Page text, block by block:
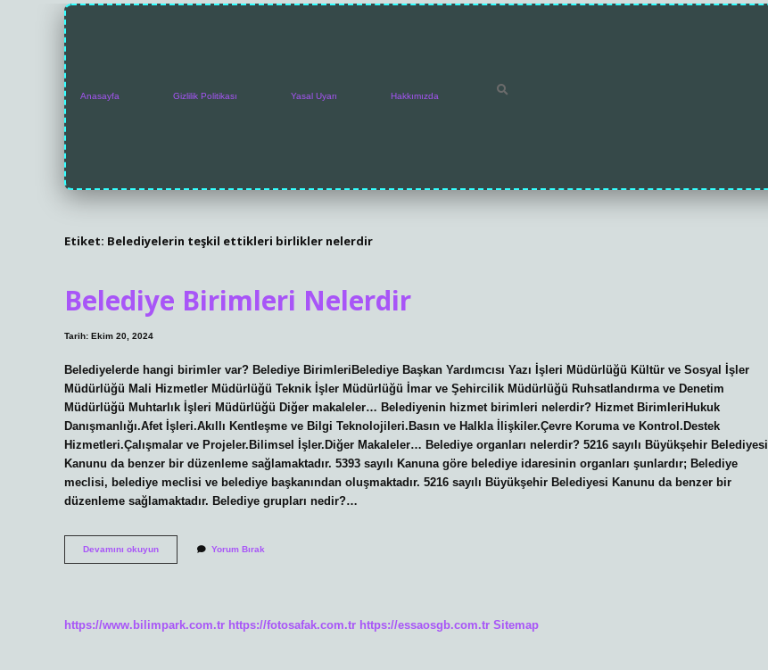
Anasayfa Gizlilik Politikası Yasal Uyarı Hakkımızda
Etiket: Belediyelerin teşkil ettikleri birlikler nelerdir
Belediye Birimleri Nelerdir
Tarih: Ekim 20, 2024
Belediyelerde hangi birimler var? Belediye BirimleriBelediye Başkan Yardımcısı Yazı İşleri Müdürlüğü Kültür ve Sosyal İşler
Müdürlüğü Mali Hizmetler Müdürlüğü Teknik İşler Müdürlüğü İmar ve Şehircilik Müdürlüğü Ruhsatlandırma ve Denetim
Müdürlüğü Muhtarlık İşleri Müdürlüğü Diğer makaleler… Belediyenin hizmet birimleri nelerdir? Hizmet BirimleriHukuk
Danışmanlığı.Afet İşleri.Akıllı Kentleşme ve Bilgi Teknolojileri.Basın ve Halkla İlişkiler.Çevre Koruma ve Kontrol.Destek
Hizmetleri.Çalışmalar ve Projeler.Bilimsel İşler.Diğer Makaleler… Belediye organları nelerdir? 5216 sayılı Büyükşehir Belediyesi
Kanunu da benzer bir düzenleme sağlamaktadır. 5393 sayılı Kanuna göre belediye idaresinin organları şunlardır; Belediye
meclisi, belediye meclisi ve belediye başkanından oluşmaktadır. 5216 sayılı Büyükşehir Belediyesi Kanunu da benzer bir
düzenleme sağlamaktadır. Belediye grupları nedir?…
Devamını okuyunBelediye
Birimleri
Yorum Bırak
https://www.bilimpark.com.tr https://fotosafak.com.tr https://essaosgb.com.tr Sitemap